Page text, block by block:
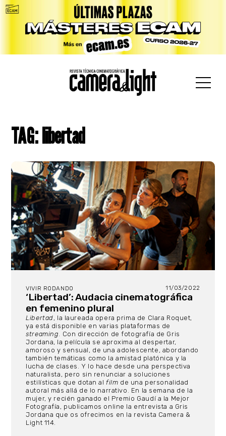
TAG: libertad
VIVIR RODANDO 11/03/2022
‘Libertad’: Audacia cinematográfica
en femenino plural
Libertad, la laureada opera prima de Clara Roquet,
ya está disponible en varias plataformas de
streaming . Con dirección de fotografía de Gris
Jordana, la película se aproxima al despertar,
amoroso y sensual, de una adolescente, abordando
también temáticas como la amistad platónica y la
lucha de clases. Y lo hace desde una perspectiva
naturalista, pero sin renunciar a soluciones
estilísticas que dotan alfilm de una personalidad
autoral más allá de lo narrativo. En la semana de la
mujer, y recién ganado el Premio Gaudí a la Mejor
Fotografía, publicamos online la entrevista a Gris
Jordana que os ofrecimos en la revista Camera &
Light 114.